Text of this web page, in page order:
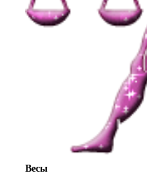
Весы